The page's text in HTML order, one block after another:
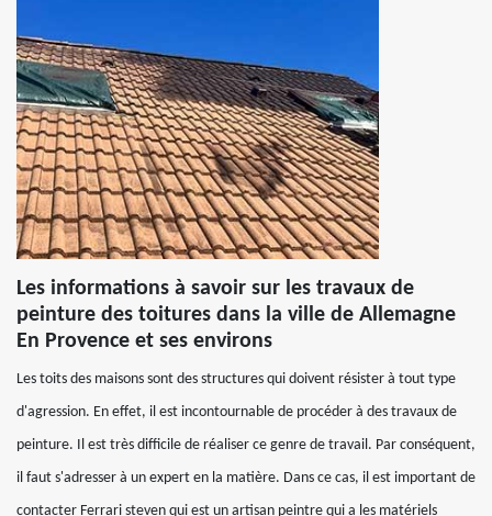
Les informations à savoir sur les travaux de
peinture des toitures dans la ville de Allemagne
En Provence et ses environs
Les toits des maisons sont des structures qui doivent résister à tout type
d'agression. En effet, il est incontournable de procéder à des travaux de
peinture. Il est très difficile de réaliser ce genre de travail. Par conséquent,
il faut s'adresser à un expert en la matière. Dans ce cas, il est important de
contacter Ferrari steven qui est un artisan peintre qui a les matériels